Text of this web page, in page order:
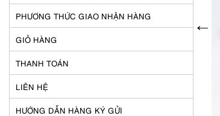
PHƯƠNG THỨC GIAO NHẬN HÀNG
GIỎ HÀNG
THANH TOÁN
LIÊN HỆ
HƯỚNG DẪN HÀNG KÝ GỬI